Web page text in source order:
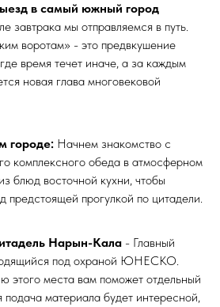
в самый южный город
завтрака мы отправляемся в путь.
воротам» - это предвкушение
время течет иначе, а за каждым
новая глава многовековой
городе: Начнем знакомство с
комплексного обеда в атмосферном
блюд восточной кухни, чтобы
предстоящей прогулкой по цитадели.
Нарын-Кала - Главный
под охраной ЮНЕСКО.
этого места вам поможет отдельный
подача материала будет интересной,